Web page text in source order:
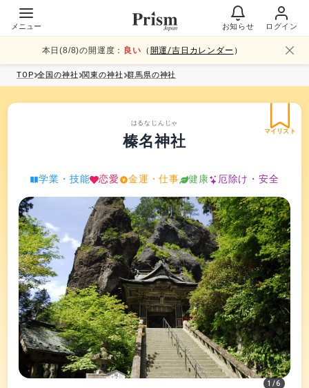
メニュー お知らせ ログイン
本日(8/8)の開運度： 良い （ 開運/吉日カレンダー ）
TOP 全国の神社 関東の神社 群馬県の神社
マイリスト
はるなじんじゃ
榛名神社
学業・技能 恋愛 金運・仕事 健康 厄除け・安全
1/6